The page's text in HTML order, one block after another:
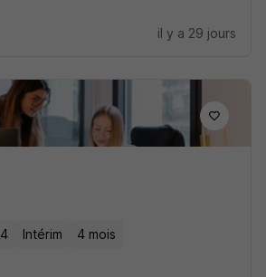
il y a 29 jours
Intérim 4 mois